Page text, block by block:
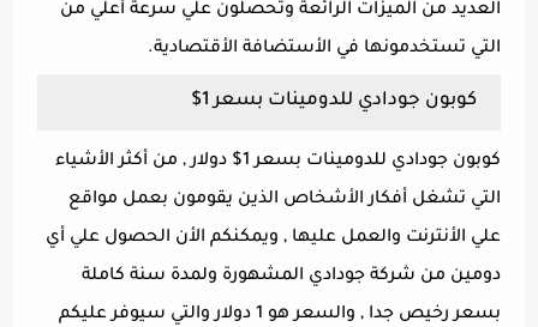
العديد من الميزات الرائعة وتحصلون علي سرعة أعلي من
التي تستخدمونها في الأستضافة الأقتصادية.
كوبون جودادي للدومينات بسعر 1$
كوبون جودادي للدومينات بسعر 1$ دولار , من أكثر الأشياء
التي تشغل أفكار الأشخاص الذين يقومون بعمل مواقع
علي الأنترنت والعمل عليها , ويمكنكم الأن الحصول علي أي
دومين من شركة جودادي المشهورة ولمدة سنة كاملة
بسعر رخيص جدا , والسعر هو 1 دولار والتي سيوفر عليكم